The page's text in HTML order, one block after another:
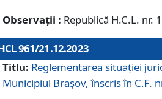
Observații : Republică H.C.L. nr.
961/21.12.2023
Titlu: Reglementarea situației
Municipiul Brașov, înscris în C.F.